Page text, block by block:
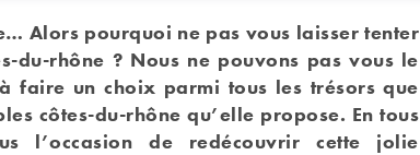
Alors pourquoi ne pas vous laisser tenter
du-rhône ? Nous ne pouvons pas vous le
faire un choix parmi tous les trésors que
côtes-du-rhône qu’elle propose. En tous
l’occasion de redécouvrir cette jolie